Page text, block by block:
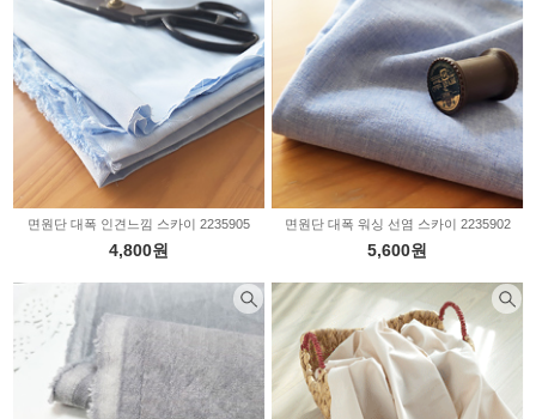
면원단 대폭 인견느낌 스카이 2235905
4,800원
면원단 대폭 워싱 선염 스카이 2235902
5,600원